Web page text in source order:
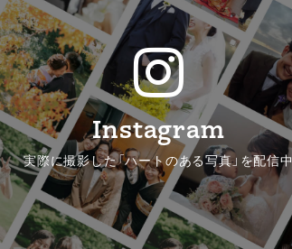
Instagram
実際に撮影した「ハートのある写真」を配信中